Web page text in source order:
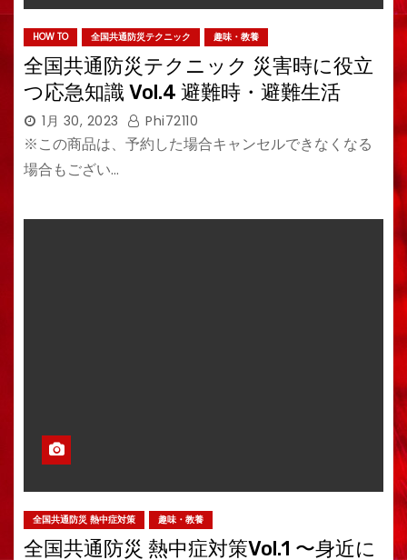
HOW TO 全国共通防災テクニック 趣味・教養
全国共通防災テクニック 災害時に役立
つ応急知識 Vol.4 避難時・避難生活
1月 30, 2023 Phi72110
※この商品は、予約した場合キャンセルできなくなる
場合もござい…
全国共通防災 熱中症対策 趣味・教養
全国共通防災 熱中症対策Vol.1 〜身近に